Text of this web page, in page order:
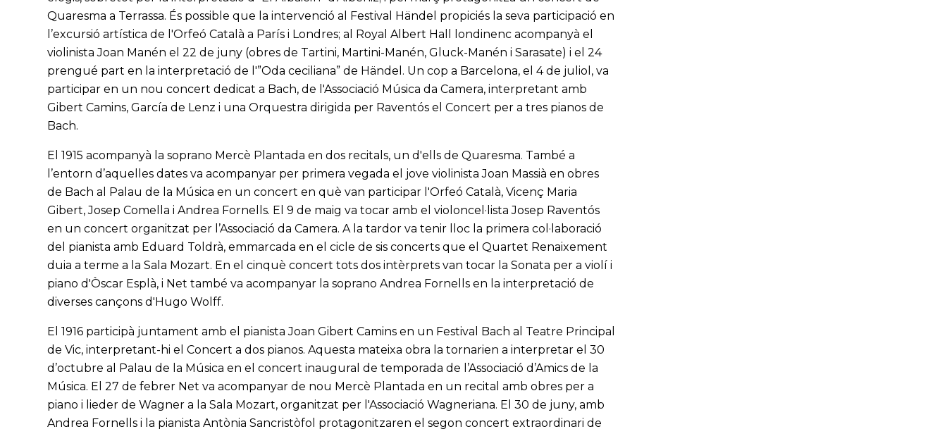
Quaresma a Terrassa. És possible que la intervenció al Festival Händel propiciés la seva participació en
l’excursió artística de l'Orfeó Català a París i Londres; al Royal Albert Hall londinenc acompanyà el
violinista Joan Manén el 22 de juny (obres de Tartini, Martini-Manén, Gluck-Manén i Sarasate) i el 24
prengué part en la interpretació de l'”Oda ceciliana” de Händel. Un cop a Barcelona, el 4 de juliol, va
participar en un nou concert dedicat a Bach, de l'Associació Música da Camera, interpretant amb
Gibert Camins, García de Lenz i una Orquestra dirigida per Raventós el Concert per a tres pianos de
Bach.
El 1915 acompanyà la soprano Mercè Plantada en dos recitals, un d'ells de Quaresma. També a
l’entorn d’aquelles dates va acompanyar per primera vegada el jove violinista Joan Massià en obres
de Bach al Palau de la Música en un concert en què van participar l'Orfeó Català, Vicenç Maria
Gibert, Josep Comella i Andrea Fornells. El 9 de maig va tocar amb el violoncel·lista Josep Raventós
en un concert organitzat per l’Associació da Camera. A la tardor va tenir lloc la primera col·laboració
del pianista amb Eduard Toldrà, emmarcada en el cicle de sis concerts que el Quartet Renaixement
duia a terme a la Sala Mozart. En el cinquè concert tots dos intèrprets van tocar la Sonata per a violí i
piano d'Òscar Esplà, i Net també va acompanyar la soprano Andrea Fornells en la interpretació de
diverses cançons d'Hugo Wolff.
El 1916 participà juntament amb el pianista Joan Gibert Camins en un Festival Bach al Teatre Principal
de Vic, interpretant-hi el Concert a dos pianos. Aquesta mateixa obra la tornarien a interpretar el 30
d’octubre al Palau de la Música en el concert inaugural de temporada de l’Associació d’Amics de la
Música. El 27 de febrer Net va acompanyar de nou Mercè Plantada en un recital amb obres per a
piano i lieder de Wagner a la Sala Mozart, organitzat per l'Associació Wagneriana. El 30 de juny, amb
Andrea Fornells i la pianista Antònia Sancristòfol protagonitzaren el segon concert extraordinari de